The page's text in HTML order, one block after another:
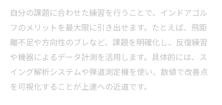
自分の課題に合わせた練習を行うことで、インドアゴル
フのメリットを最大限に引き出せます。たとえば、飛距
離不足や方向性のブレなど、課題を明確化し、反復練習
や機器によるデータ計測を活用します。具体的には、ス
イング解析システムや弾道測定機を使い、数値で改善点
を可視化することが上達への近道です。